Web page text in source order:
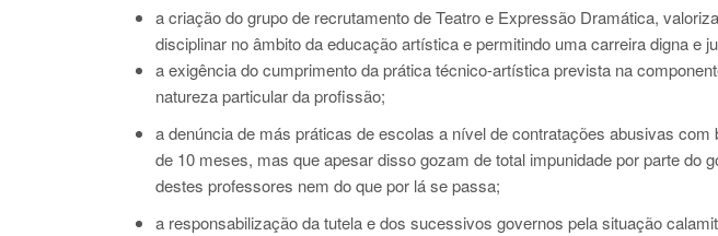
a criação do grupo de recrutamento de Teatro e Expressão Dramática,
disciplinar no âmbito da educação artística e permitindo uma carreira digna e
a exigência do cumprimento da prática técnico-artística prevista na
natureza particular da profissão;
a denúncia de más práticas de escolas a nível de contratações abusivas
de 10 meses, mas que apesar disso gozam de total impunidade por parte do
destes professores nem do que por lá se passa;
a responsabilização da tutela e dos sucessivos governos pela situação